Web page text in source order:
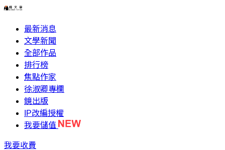
最新消息
文學新聞
全部作品
排行榜
焦點作家
徐淑卿專欄
鏡出版
IP改編授權
我要儲值
我要收費